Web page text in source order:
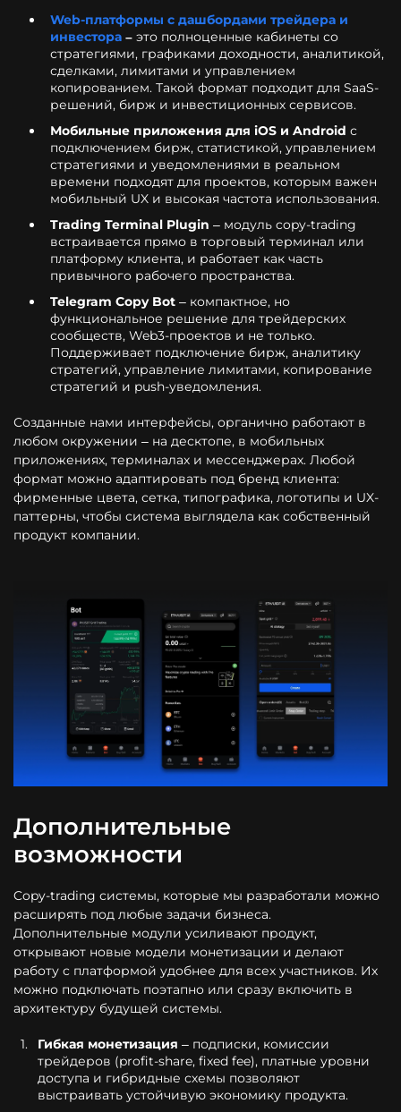
Web-платформы с дашбордами трейдера и
инвестора – это полноценные кабинеты со
стратегиями, графиками доходности, аналитикой,
сделками, лимитами и управлением
копированием. Такой формат подходит для SaaS-
решений, бирж и инвестиционных сервисов.
Мобильные приложения для iOS и Android с
подключением бирж, статистикой, управлением
стратегиями и уведомлениями в реальном
времени подходят для проектов, которым важен
мобильный UX и высокая частота использования.
Trading Terminal Plugin – модуль copy-trading
встраивается прямо в торговый терминал или
платформу клиента, и работает как часть
привычного рабочего пространства.
Telegram Copy Bot – компактное, но
функциональное решение для трейдерских
сообществ, Web3-проектов и не только.
Поддерживает подключение бирж, аналитику
стратегий, управление лимитами, копирование
стратегий и push-уведомления.
Созданные нами интерфейсы, органично работают в
любом окружении – на десктопе, в мобильных
приложениях, терминалах и мессенджерах. Любой
формат можно адаптировать под бренд клиента:
фирменные цвета, сетка, типографика, логотипы и UX-
паттерны, чтобы система выглядела как собственный
продукт компании.
Дополнительные
возможности
Copy-trading системы, которые мы разработали можно
расширять под любые задачи бизнеса.
Дополнительные модули усиливают продукт,
открывают новые модели монетизации и делают
работу с платформой удобнее для всех участников. Их
можно подключать поэтапно или сразу включить в
архитектуру будущей системы.
Гибкая монетизация – подписки, комиссии
трейдеров (profit-share, fixed fee), платные уровни
доступа и гибридные схемы позволяют
выстраивать устойчивую экономику продукта.